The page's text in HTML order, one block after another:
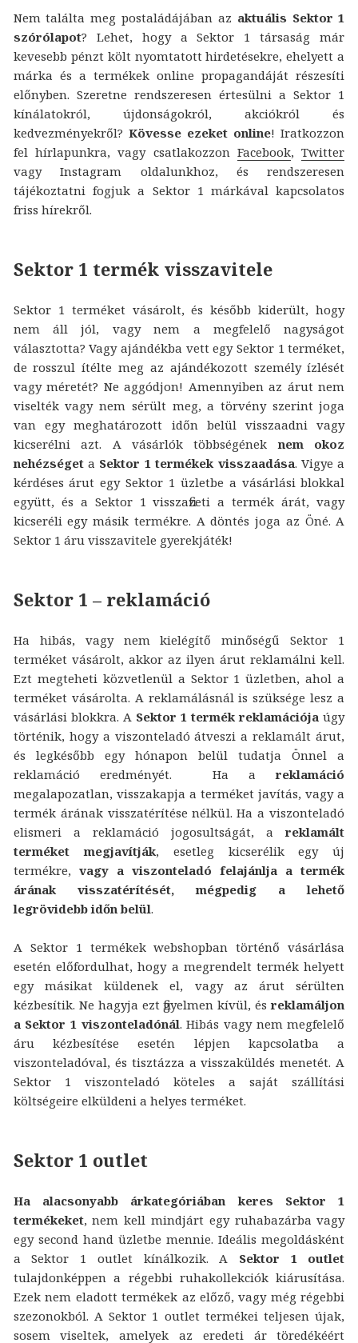
Nem találta meg postaládájában az aktuális Sektor 1
szórólapot? Lehet, hogy a Sektor 1 társaság már
kevesebb pénzt költ nyomtatott hirdetésekre, ehelyett a
márka és a termékek online propagandáját részesíti
előnyben. Szeretne rendszeresen értesülni a Sektor 1
kínálatokról, újdonságokról, akciókról és
kedvezményekről? Kövesse ezeket online! Iratkozzon
fel hírlapunkra, vagy csatlakozzonFacebook,Twitter
vagy Instagram oldalunkhoz, és rendszeresen
tájékoztatni fogjuk a Sektor 1 márkával kapcsolatos
friss hírekről.
Sektor 1 termék visszavitele
Sektor 1 terméket vásárolt, és később kiderült, hogy
nem áll jól, vagy nem a megfelelő nagyságot
választotta? Vagy ajándékba vett egy Sektor 1 terméket,
de rosszul ítélte meg az ajándékozott személy ízlését
vagy méretét? Ne aggódjon! Amennyiben az árut nem
viselték vagy nem sérült meg, a törvény szerint joga
van egy meghatározott időn belül visszaadni vagy
kicserélni azt. A vásárlók többségéneknem okoz
nehézségeta Sektor 1 termékek visszaadása. Vigye a
kérdéses árut egy Sektor 1 üzletbe a vásárlási blokkal
együtt, és a Sektor 1 visszafizeti a termék árát, vagy
kicseréli egy másik termékre. A döntés joga az Öné. A
Sektor 1 áru visszavitele gyerekjáték!
Sektor 1 – reklamáció
Ha hibás, vagy nem kielégítő minőségű Sektor 1
terméket vásárolt, akkor az ilyen árut reklamálni kell.
Ezt megteheti közvetlenül a Sektor 1 üzletben, ahol a
terméket vásárolta. A reklamálásnál is szüksége lesz a
vásárlási blokkra. A Sektor 1 termék reklamációja úgy
történik, hogy a viszonteladó átveszi a reklamált árut,
és legkésőbb egy hónapon belül tudatja Önnel a
reklamáció eredményét. Ha areklamáció
megalapozatlan, visszakapja a terméket javítás, vagy a
termék árának visszatérítése nélkül. Ha a viszonteladó
elismeri a reklamáció jogosultságát, areklamált
terméket megjavítják, esetleg kicserélik egy új
termékre, vagy a viszonteladó felajánlja a termék
árának visszatérítését, mégpedig a lehető
legrövidebb időn belül.
A Sektor 1 termékek webshopban történő vásárlása
esetén előfordulhat, hogy a megrendelt termék helyett
egy másikat küldenek el, vagy az árut sérülten
kézbesítik. Ne hagyja ezt figyelmen kívül, ésreklamáljon
a Sektor 1 viszonteladónál. Hibás vagy nem megfelelő
áru kézbesítése esetén lépjen kapcsolatba a
viszonteladóval, és tisztázza a visszaküldés menetét. A
Sektor 1 viszonteladó köteles a saját szállítási
költségeire elküldeni a helyes terméket.
Sektor 1 outlet
Ha alacsonyabb árkategóriában keres Sektor 1
termékeket, nem kell mindjárt egy ruhabazárba vagy
egy second hand üzletbe mennie. Ideális megoldásként
a Sektor 1 outlet kínálkozik. A Sektor 1 outlet
tulajdonképpen a régebbi ruhakollekciók kiárusítása.
Ezek nem eladott termékek az előző, vagy még régebbi
szezonokból. A Sektor 1 outlet termékei teljesen újak,
sosem viseltek, amelyek az eredeti ár töredékéért